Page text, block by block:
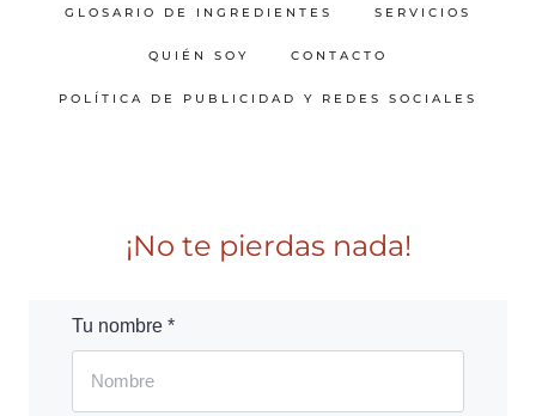
GLOSARIO DE INGREDIENTES SERVICIOS
QUIÉN SOY CONTACTO
POLÍTICA DE PUBLICIDAD Y REDES SOCIALES
¡No te pierdas nada!
Tu nombre *